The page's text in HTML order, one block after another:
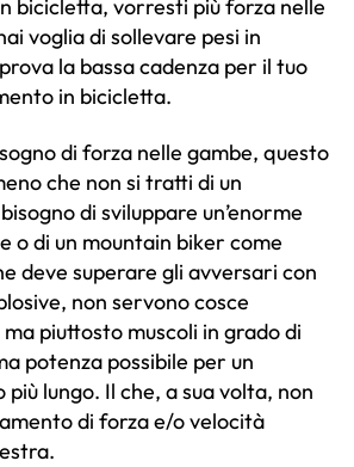
bicicletta, vorresti più forza nelle
voglia di sollevare pesi in
la bassa cadenza per il tuo
in bicicletta.
di forza nelle gambe, questo
che non si tratti di un
di sviluppare un’enorme
o di un mountain biker come
deve superare gli avversari con
non servono cosce
piuttosto muscoli in grado di
potenza possibile per un
lungo. Il che, a sua volta, non
di forza e/o velocità